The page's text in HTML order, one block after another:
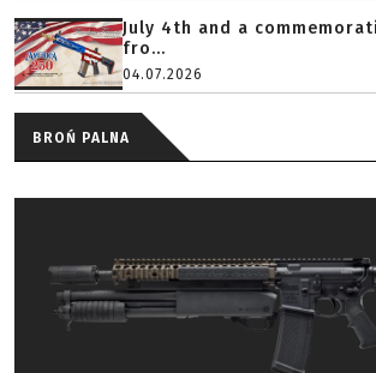
July 4th and a
fro...
04.07.2026
BROŃ PALNA